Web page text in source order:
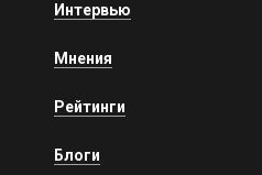
Интервью
Мнения
Рейтинги
Блоги